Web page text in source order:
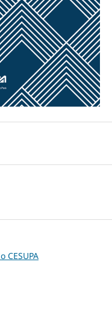
CESUPA